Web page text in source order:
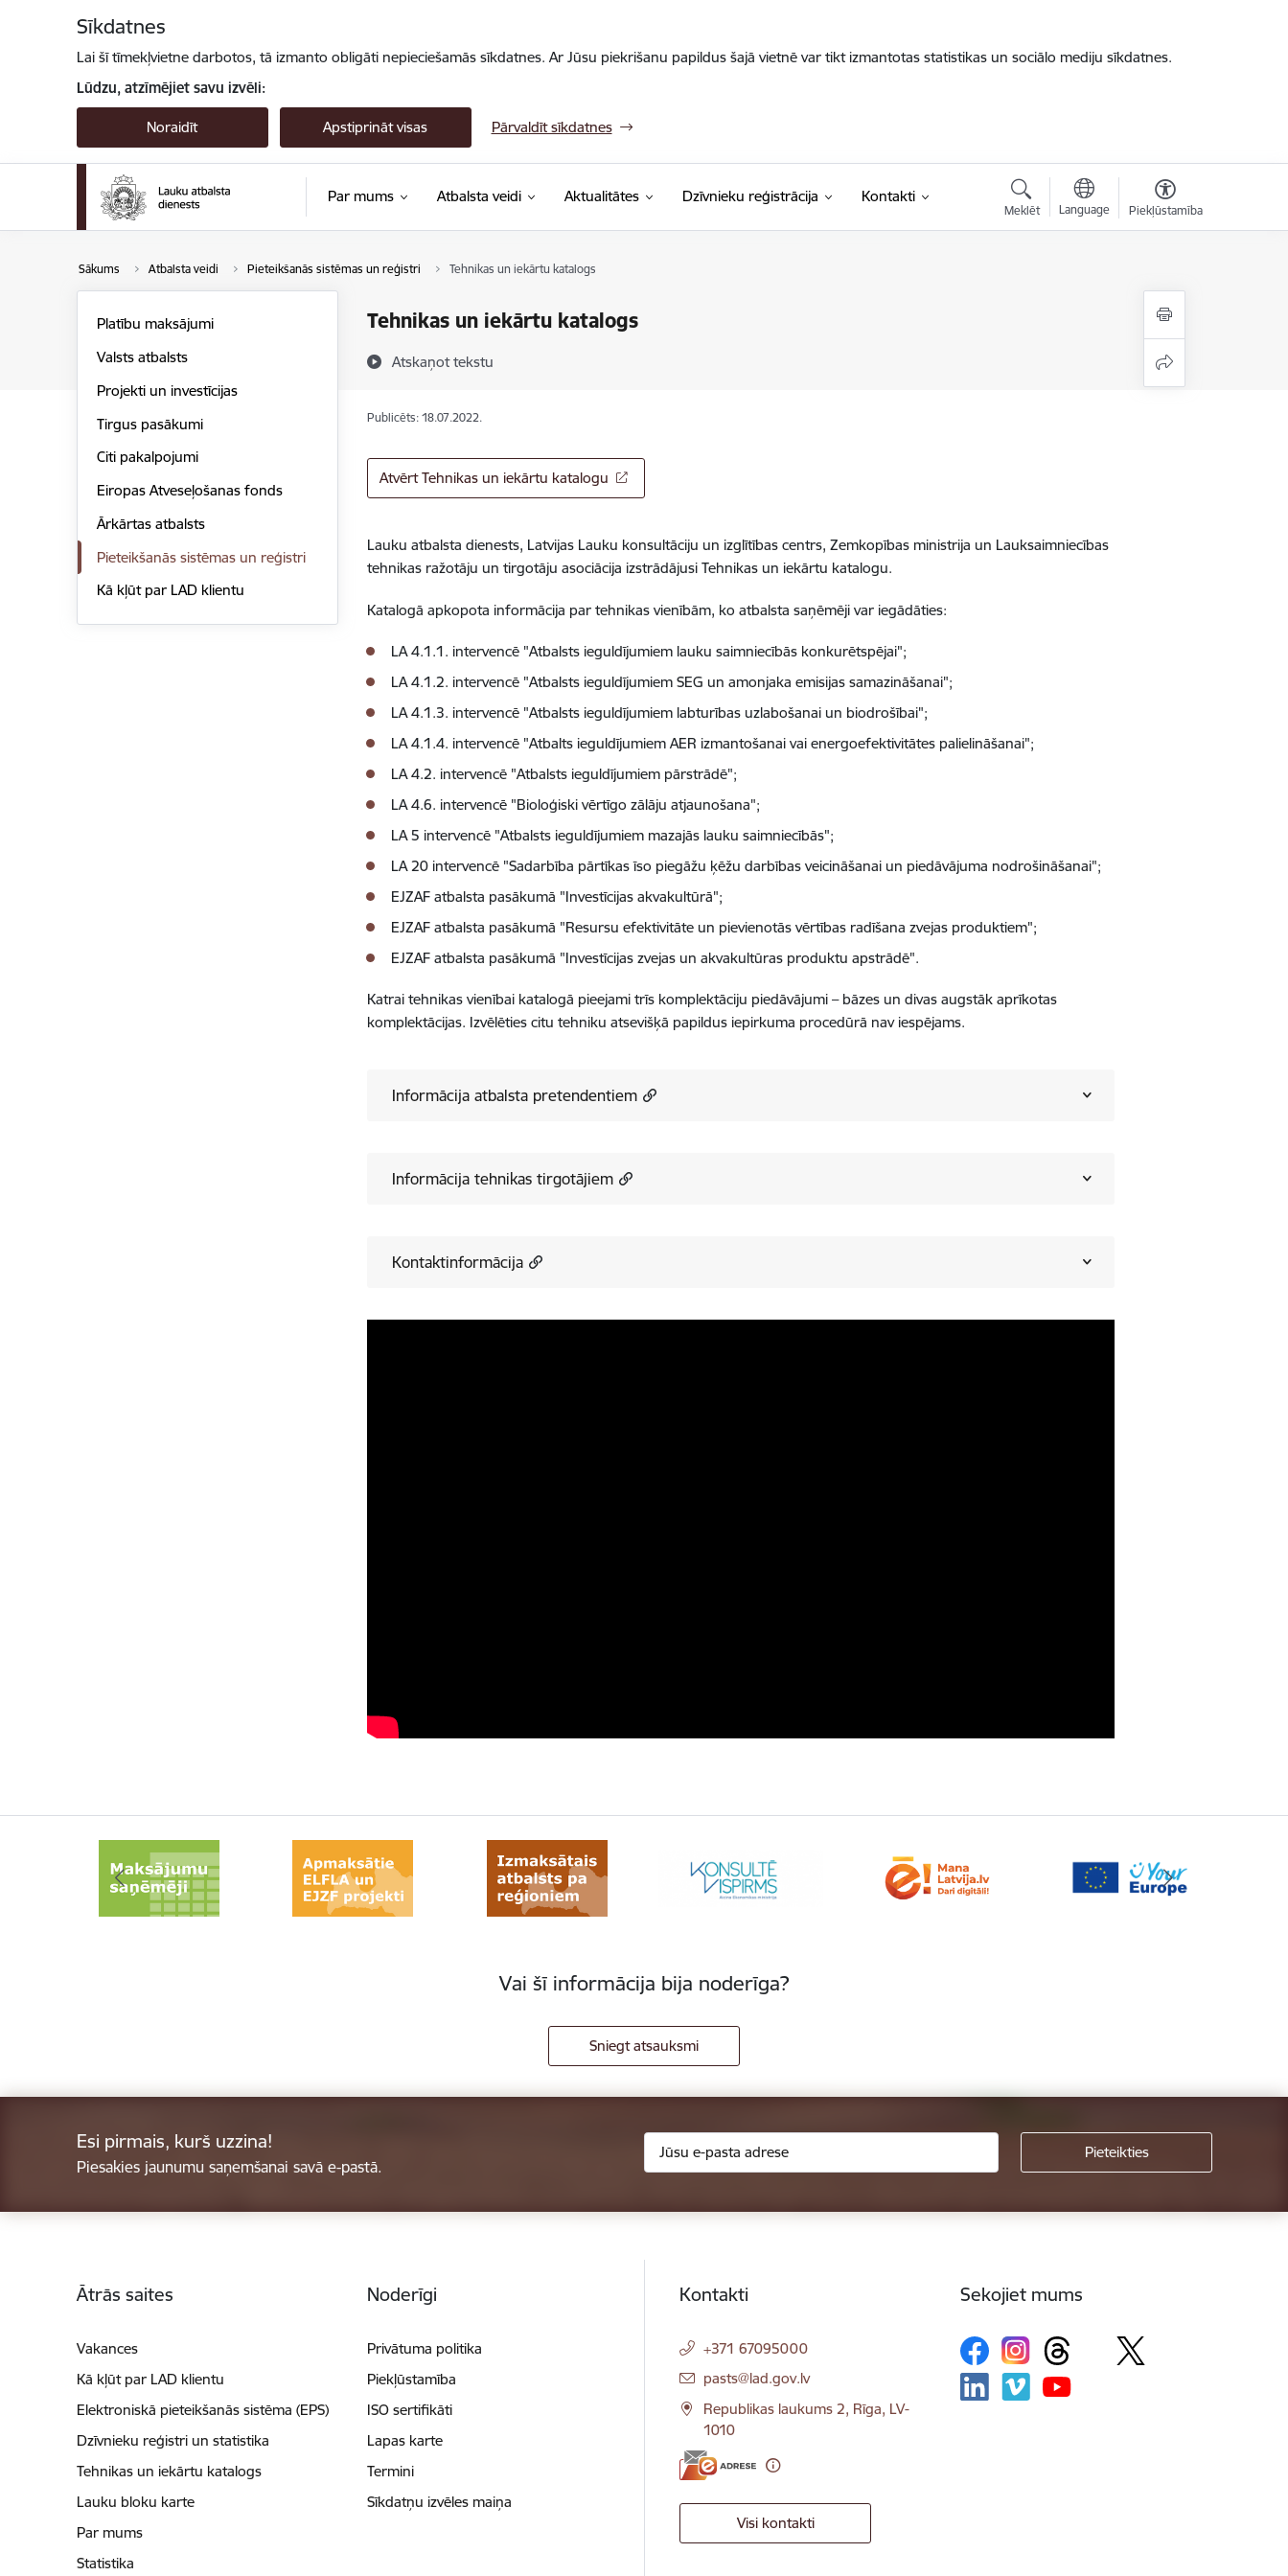
Sīkdatnes
Lai šī tīmekļvietne darbotos, tā izmanto obligāti nepieciešamās sīkdatnes. Ar Jūsu piekrišanu papildus šajā vietnē var tikt izmantotas statistikas un sociālo mediju sīkdatnes.
Lūdzu, atzīmējiet savu izvēli:
Noraidīt Apstiprināt visas Pārvaldīt sīkdatnes
Par mums Atbalsta veidi Aktualitātes Dzīvnieku reģistrācija Kontakti
Meklēt Language Piekļūstamība
Sākums Atbalsta veidi Pieteikšanās sistēmas un reģistri Tehnikas un iekārtu katalogs
Tehnikas un iekārtu katalogs
Atskaņot tekstu
Platību maksājumi
Valsts atbalsts
Projekti un investīcijas
Tirgus pasākumi
Citi pakalpojumi
Eiropas Atveseļošanas fonds
Ārkārtas atbalsts
Pieteikšanās sistēmas un reģistri
Kā kļūt par LAD klientu
Publicēts: 18.07.2022.
Atvērt Tehnikas un iekārtu katalogu
Lauku atbalsta dienests, Latvijas Lauku konsultāciju un izglītības centrs, Zemkopības ministrija un Lauksaimniecības
tehnikas ražotāju un tirgotāju asociācija izstrādājusi Tehnikas un iekārtu katalogu.
Katalogā apkopota informācija par tehnikas vienībām, ko atbalsta saņēmēji var iegādāties:
LA 4.1.1. intervencē "Atbalsts ieguldījumiem lauku saimniecībās konkurētspējai";
LA 4.1.2. intervencē "Atbalsts ieguldījumiem SEG un amonjaka emisijas samazināšanai";
LA 4.1.3. intervencē "Atbalsts ieguldījumiem labturības uzlabošanai un biodrošībai";
LA 4.1.4. intervencē "Atbalts ieguldījumiem AER izmantošanai vai energoefektivitātes palielināšanai";
LA 4.2. intervencē "Atbalsts ieguldījumiem pārstrādē";
LA 4.6. intervencē "Bioloģiski vērtīgo zālāju atjaunošana";
LA 5 intervencē "Atbalsts ieguldījumiem mazajās lauku saimniecībās";
LA 20 intervencē "Sadarbība pārtīkas īso piegāžu ķēžu darbības veicināšanai un piedāvājuma nodrošināšanai";
EJZAF atbalsta pasākumā "Investīcijas akvakultūrā";
EJZAF atbalsta pasākumā "Resursu efektivitāte un pievienotās vērtības radīšana zvejas produktiem";
EJZAF atbalsta pasākumā "Investīcijas zvejas un akvakultūras produktu apstrādē".
Katrai tehnikas vienībai katalogā pieejami trīs komplektāciju piedāvājumi – bāzes un divas augstāk aprīkotas
komplektācijas. Izvēlēties citu tehniku atsevišķā papildus iepirkuma procedūrā nav iespējams.
Informācija atbalsta pretendentiem
Informācija tehnikas tirgotājiem
Kontaktinformācija
Vai šī informācija bija noderīga?
Sniegt atsauksmi
Esi pirmais, kurš uzzina!
Piesakies jaunumu saņemšanai savā e-pastā.
Ātrās saites
Vakances
Kā kļūt par LAD klientu
Elektroniskā pieteikšanās sistēma (EPS)
Dzīvnieku reģistri un statistika
Tehnikas un iekārtu katalogs
Lauku bloku karte
Par mums
Statistika
Noderīgi
Privātuma politika
Piekļūstamība
ISO sertifikāti
Lapas karte
Termini
Sīkdatņu izvēles maiņa
Kontakti
+371 67095000
E-pasts:
pasts@lad.gov.lv
Republikas laukums 2, Rīga, LV-
1010
Visi kontakti
Sekojiet mums